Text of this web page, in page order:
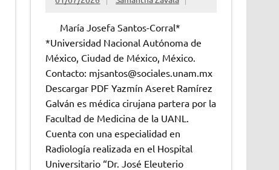
María Josefa Santos-Corral*
*Universidad Nacional Autónoma de
México, Ciudad de México, México.
Contacto: mjsantos@sociales.unam.mx
Descargar PDF Yazmín Aseret Ramírez
Galván es médica cirujana partera por la
Facultad de Medicina de la UANL.
Cuenta con una especialidad en
Radiología realizada en el Hospital
Universitario “Dr. José Eleuterio